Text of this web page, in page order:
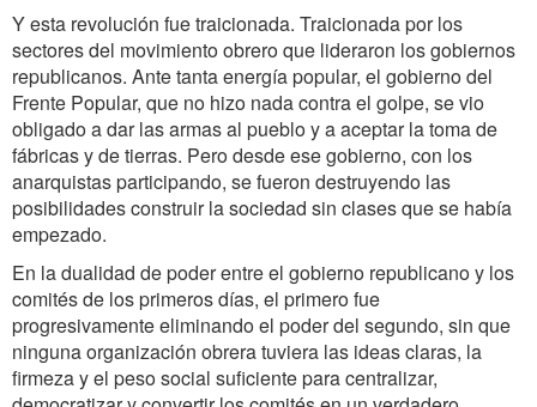
Y esta revolución fue traicionada. Traicionada por los
sectores del movimiento obrero que lideraron los gobiernos
republicanos. Ante tanta energía popular, el gobierno del
Frente Popular, que no hizo nada contra el golpe, se vio
obligado a dar las armas al pueblo y a aceptar la toma de
fábricas y de tierras. Pero desde ese gobierno, con los
anarquistas participando, se fueron destruyendo las
posibilidades construir la sociedad sin clases que se había
empezado.
En la dualidad de poder entre el gobierno republicano y los
comités de los primeros días, el primero fue
progresivamente eliminando el poder del segundo, sin que
ninguna organización obrera tuviera las ideas claras, la
firmeza y el peso social suficiente para centralizar,